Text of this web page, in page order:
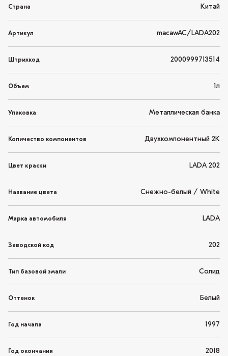
Страна Китай
Артикул macawAC/LADA202
Штрихкод 2000999713514
Объем 1л
Упаковка Металлическая банка
Количество компонентов Двухкомпонентный 2K
Цвет краски LADA 202
Название цвета Снежно-белый / White
Марка автомобиля LADA
Заводской код 202
Тип базовой эмали Солид
Оттенок Белый
Год начала 1997
Год окончания 2018